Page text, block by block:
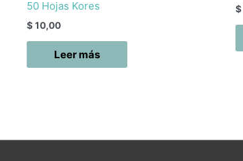
50 Hojas Kores
$10,00
Leer más
$